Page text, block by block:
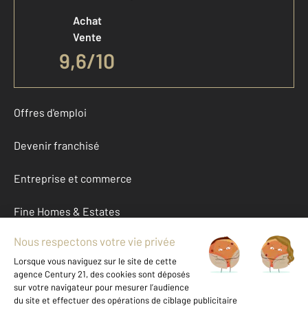
Achat
Vente
9,6/10
Offres d'emploi
Devenir franchisé
Entreprise et commerce
Fine Homes & Estates
À propos
International